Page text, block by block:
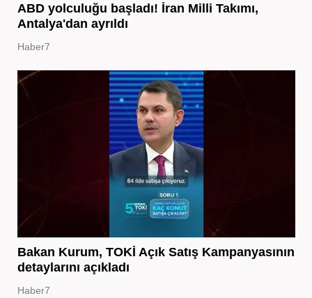
ABD yolculuğu başladı! İran Milli Takımı,
Antalya'dan ayrıldı
Haber7
Bakan Kurum, TOKİ Açık Satış Kampanyasının
detaylarını açıkladı
Haber7